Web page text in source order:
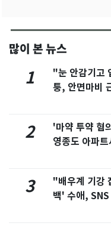
많이 본 뉴스
1
"눈 안감기고
퉁, 안면마비
2
'마약 투약 혐
영종도 아파
3
"배우계 기강
백' 수애, SNS